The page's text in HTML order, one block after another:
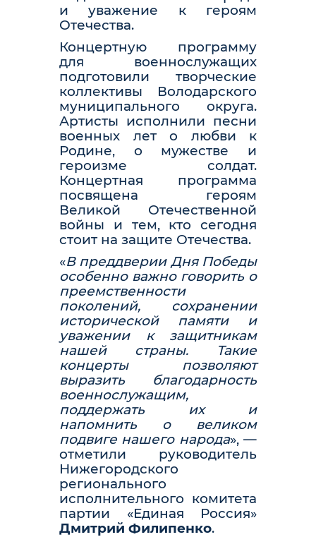
и уважение к героям
Отечества.
Концертную программу
для военнослужащих
подготовили творческие
коллективы Володарского
муниципального округа.
Артисты исполнили песни
военных лет о любви к
Родине, о мужестве и
героизме солдат.
Концертная программа
посвящена героям
Великой Отечественной
войны и тем, кто сегодня
стоит на защите Отечества.
«В преддверии Дня Победы
особенно важно говорить о
преемственности
поколений, сохранении
исторической памяти и
уважении к защитникам
нашей страны. Такие
концерты позволяют
выразить благодарность
военнослужащим,
поддержать их и
напомнить о великом
подвиге нашего народа», —
отметили руководитель
Нижегородского
регионального
исполнительного комитета
партии «Единая Россия»
Дмитрий Филипенко.